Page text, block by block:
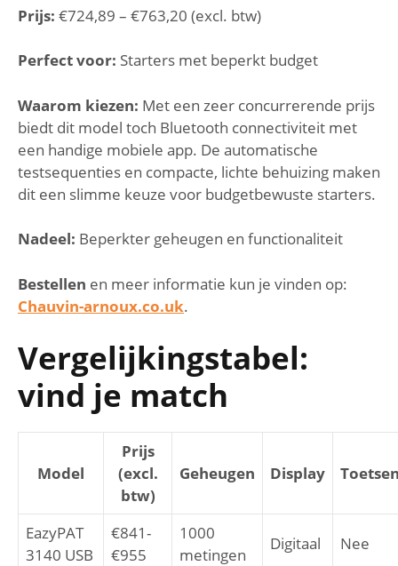
Prijs: €724,89 – €763,20 (excl. btw)
Perfect voor: Starters met beperkt budget
Waarom kiezen: Met een zeer concurrerende prijs
biedt dit model toch Bluetooth connectiviteit met
een handige mobiele app. De automatische
testsequenties en compacte, lichte behuizing maken
dit een slimme keuze voor budgetbewuste starters.
Nadeel: Beperkter geheugen en functionaliteit
Bestellen en meer informatie kun je vinden op:
Chauvin-arnoux.co.uk.
Vergelijkingstabel:
vind je match
Model
Prijs
(excl.
btw)
Geheugen Display
EazyPAT
3140 USB
€841-
€955
1000
metingen
Digitaal Nee